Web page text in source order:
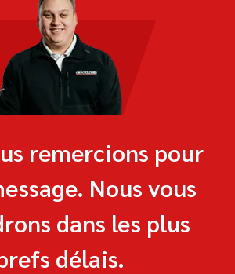
remercions pour
Nous vous
dans les plus
délais.